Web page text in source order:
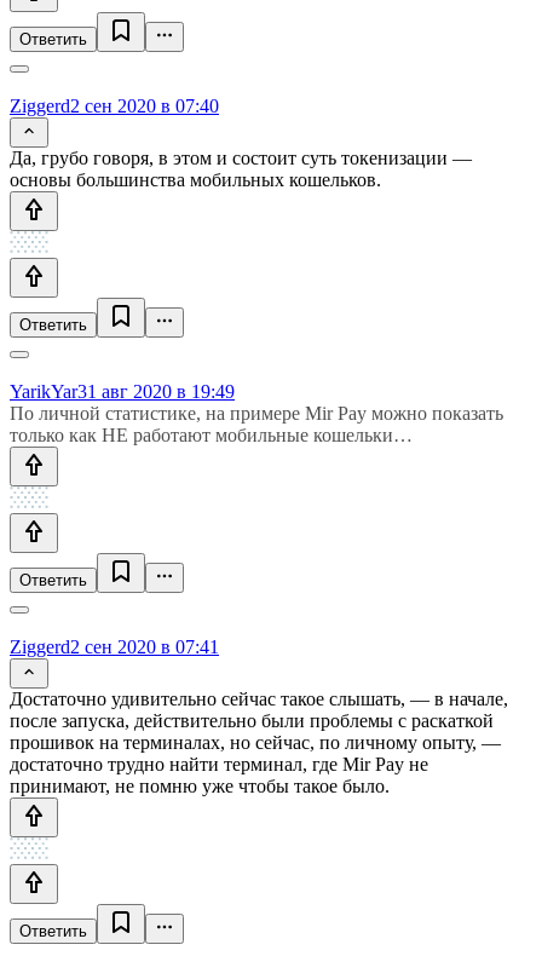
Ответить
Ziggerd2 сен 2020 в 07:40
Да, грубо говоря, в этом и состоит суть токенизации —
основы большинства мобильных кошельков.
Ответить
YarikYar31 авг 2020 в 19:49
По личной статистике, на примере Mir Pay можно показать
только как НЕ работают мобильные кошельки…
Ответить
Ziggerd2 сен 2020 в 07:41
Достаточно удивительно сейчас такое слышать, — в начале,
после запуска, действительно были проблемы с раскаткой
прошивок на терминалах, но сейчас, по личному опыту, —
достаточно трудно найти терминал, где Mir Pay не
принимают, не помню уже чтобы такое было.
Ответить